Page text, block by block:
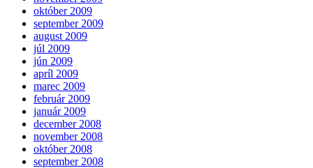
október 2009
september 2009
august 2009
júl 2009
jún 2009
apríl 2009
marec 2009
február 2009
január 2009
december 2008
november 2008
október 2008
september 2008